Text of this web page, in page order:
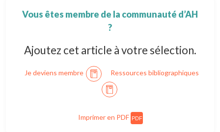
Vous êtes membre de la communauté d’AH
?
Ajoutez cet article à votre sélection.
Je deviens membre Ressources bibliographiques
Imprimer en PDF PDF